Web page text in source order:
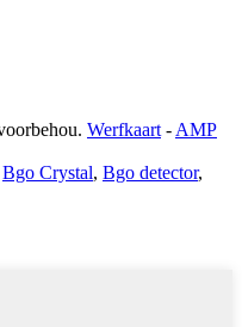
Werfkaart-AMP
Bgo Crystal, Bgo detector,